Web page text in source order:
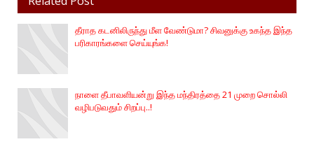
தீராத கடனிலிருந்து மீள வேண்டுமா? சிவனுக்கு உகந்த இந்த
பரிகாரங்களை செய்யுங்க!
நாளை தீபாவளியன்று இந்த மந்திரத்தை 21 முறை சொல்லி
வழிபடுவதும் சிறப்பு..!